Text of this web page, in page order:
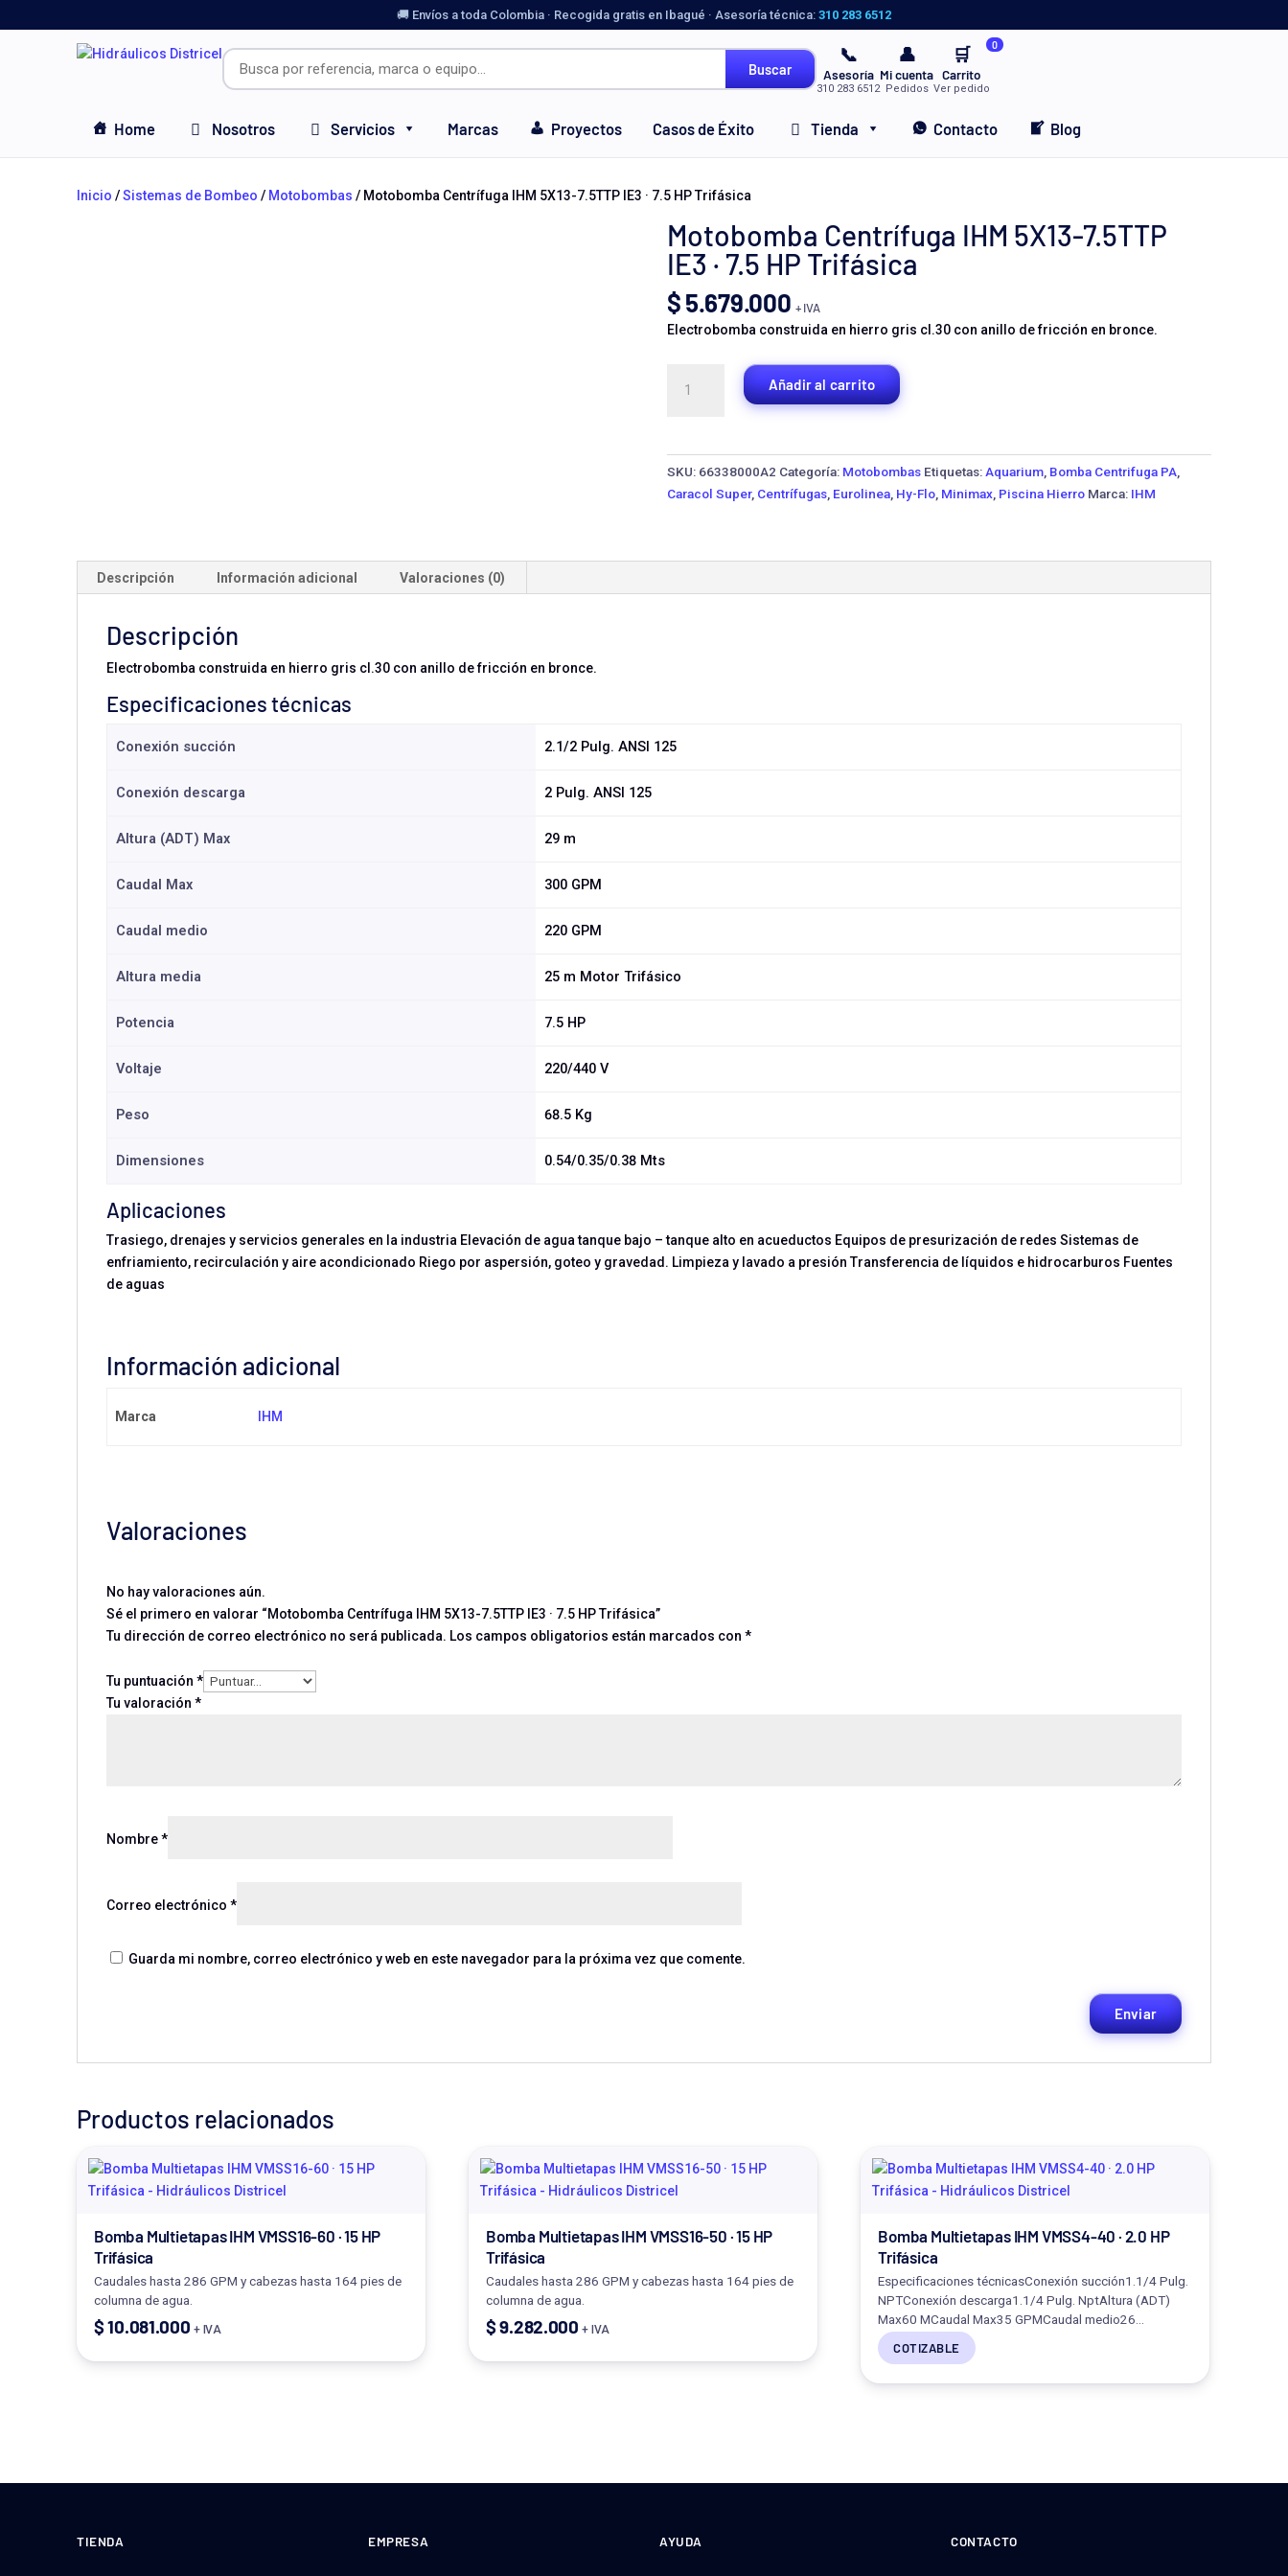
🚚 Envíos a toda Colombia · Recogida gratis en Ibagué · Asesoría técnica: 310 283 6512
Buscar
📞
Asesoría
310 283 6512
👤
Mi cuenta
Pedidos
🛒 0
Carrito
Ver pedido
Home Nosotros Servicios Marcas Proyectos Casos de Éxito Tienda Contacto Blog
Inicio /Sistemas de Bombeo / Motobombas / Motobomba Centrífuga IHM 5X13-7.5TTP IE3 · 7.5 HP Trifásica
Motobomba Centrífuga IHM 5X13-7.5TTP
IE3 · 7.5 HP Trifásica
$5.679.000 + IVA
Electrobomba construida en hierro gris cl.30 con anillo de fricción en bronce.
Centrífuga
cantidad
Añadir al carrito
SKU: 66338000A2 Categoría: Motobombas Etiquetas: Aquarium, Bomba Centrifuga PA,
Caracol Super, Centrífugas, Eurolinea, Hy-Flo, Minimax, Piscina Hierro Marca: IHM
Descripción Información adicional Valoraciones (0)
Descripción
Electrobomba construida en hierro gris cl.30 con anillo de fricción en bronce.
Especificaciones técnicas
Conexión succión 2.1/2 Pulg. ANSI 125
Conexión descarga 2 Pulg. ANSI 125
Altura (ADT) Max 29 m
Caudal Max 300 GPM
Caudal medio 220 GPM
Altura media 25 m Motor Trifásico
Potencia 7.5 HP
Voltaje 220/440 V
Peso 68.5 Kg
Dimensiones 0.54/0.35/0.38 Mts
Aplicaciones
Trasiego, drenajes y servicios generales en la industria Elevación de agua tanque bajo – tanque alto en acueductos Equipos de presurización de redes Sistemas de
enfriamiento, recirculación y aire acondicionado Riego por aspersión, goteo y gravedad. Limpieza y lavado a presión Transferencia de líquidos e hidrocarburos Fuentes
de aguas
Información adicional
Marca IHM
Valoraciones
No hay valoraciones aún.
Sé el primero en valorar “Motobomba Centrífuga IHM 5X13-7.5TTP IE3 · 7.5 HP Trifásica”
Tu dirección de correo electrónico no será publicada. Los campos obligatorios están marcados con *
Tu puntuación *
Tu valoración *
Nombre*
Correo electrónico *
Guarda mi nombre, correo electrónico y web en este navegador para la próxima vez que comente.
Productos relacionados
Bomba Multietapas IHM VMSS16-60 · 15 HP
Trifásica
Caudales hasta 286 GPM y cabezas hasta 164 pies de
columna de agua.
$10.081.000 + IVA
Bomba Multietapas IHM VMSS16-50 · 15 HP
Trifásica
Caudales hasta 286 GPM y cabezas hasta 164 pies de
columna de agua.
$9.282.000 + IVA
Bomba Multietapas IHM VMSS4-40 · 2.0 HP
Trifásica
Especificaciones técnicasConexión succión1.1/4 Pulg.
NPTConexión descarga1.1/4 Pulg. NptAltura (ADT)
Max60 MCaudal Max35 GPMCaudal medio26…
COTIZABLE
TIENDA EMPRESA AYUDA CONTACTO